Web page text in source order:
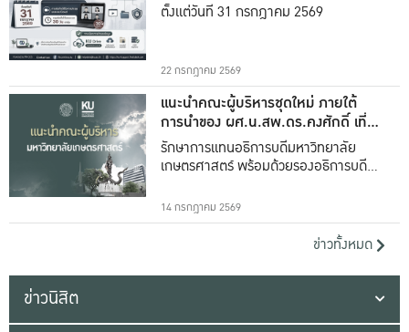
ตั้งแต่วันที่ 31 กรกฎาคม 2569
22 กรกฎาคม 2569
แนะนำคณะผู้บริหารชุดใหม่ ภายใต้
การนำของ ผศ.น.สพ.ดร.คงศักดิ์ เที่ยง
ธรรม
รักษาการแทนอธิการบดีมหาวิทยาลัย
เกษตรศาสตร์ พร้อมด้วยรองอธิการบดีทั้ง
14 กรกฎาคม 2569
ข่าวทั้งหมด
ข่าวนิสิต